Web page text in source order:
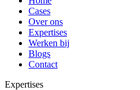
Cases
Over ons
Expertises
Werken bij
Blogs
Contact
Expertises